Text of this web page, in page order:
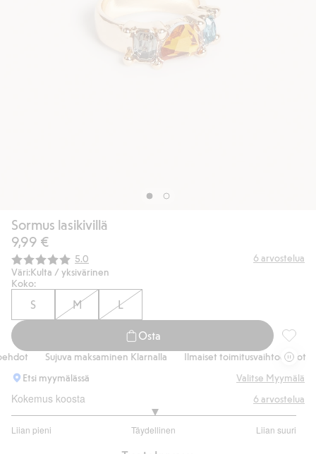
Sormus lasikivillä
9,99 €
Keskimääräinen luokitus:
5.0 6 arvostelua
Väri:Kulta / yksivärinen
Koko:
S M L
Osta
Sujuva maksaminen Klarnalla Ilmaiset toimitusvaihtoehdot
Etsi myymälässä
Valitse Myymälä
Kokemus koosta
Liian pieni Täydellinen Liian suuri
/
6 arvostelua